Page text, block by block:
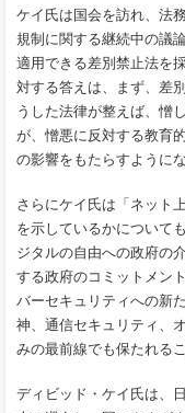
ケイ氏は国会を訪れ、法
規制に関する継続中の議
適用できる差別禁止法を
対する答えは、まず、差
うした法律が整えば、憎
が、憎悪に反対する教育
の影響をもたらすように
さらにケイ氏は「ネット
を示しているかについて
ジタルの自由への政府の
する政府のコミットメン
バーセキュリティへの新
神、通信セキュリティ、
みの最前線でも保たれる
ディビッド・ケイ氏は、